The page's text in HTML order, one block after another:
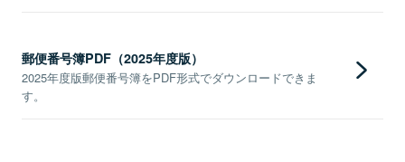
郵便番号簿PDF（2025年度版）
2025年度版郵便番号簿をPDF形式でダウンロードできま
す。